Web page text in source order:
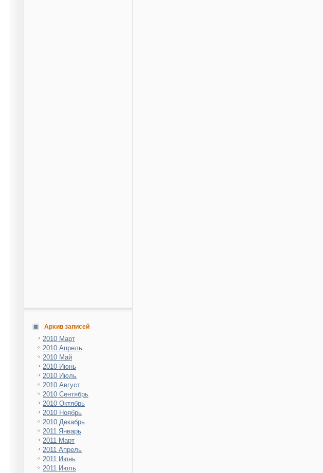
Архив записей
2010 Март
2010 Апрель
2010 Май
2010 Июнь
2010 Июль
2010 Август
2010 Сентябрь
2010 Октябрь
2010 Ноябрь
2010 Декабрь
2011 Январь
2011 Март
2011 Апрель
2011 Июнь
2011 Июль